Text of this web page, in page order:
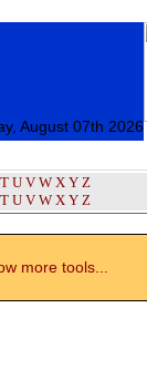
August 07th 2026
T U V W X Y Z
T U V W X Y Z
more tools...